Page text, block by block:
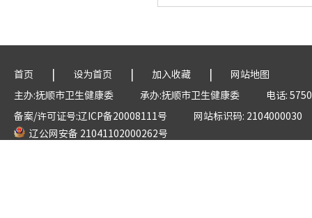
首页 | 设为首页 | 加入收藏 |
网站地图
主办:抚顺市卫生健康委
承办:抚顺市卫生健康委
电话:
备案/许可证号:辽ICP备20008111号
网站标识码: 2104000030
辽公网安备 21041102000262号